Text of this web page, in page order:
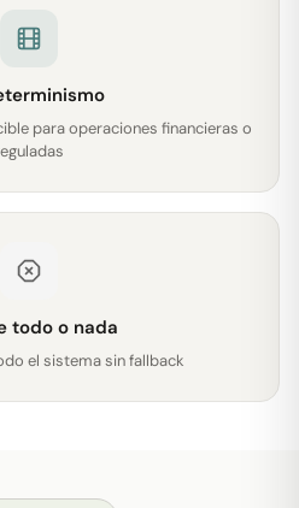
para operaciones financieras o
todo o nada
el sistema sin fallback